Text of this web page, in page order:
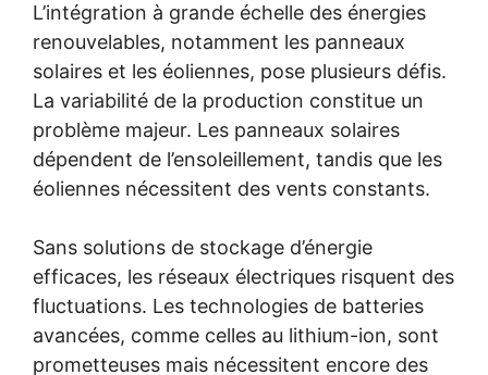
L’intégration à grande échelle des énergies
renouvelables, notamment les panneaux
solaires et les éoliennes, pose plusieurs défis.
La variabilité de la production constitue un
problème majeur. Les panneaux solaires
dépendent de l’ensoleillement, tandis que les
éoliennes nécessitent des vents constants.
Sans solutions de stockage d’énergie
efficaces, les réseaux électriques risquent des
fluctuations. Les technologies de batteries
avancées, comme celles au lithium-ion, sont
prometteuses mais nécessitent encore des